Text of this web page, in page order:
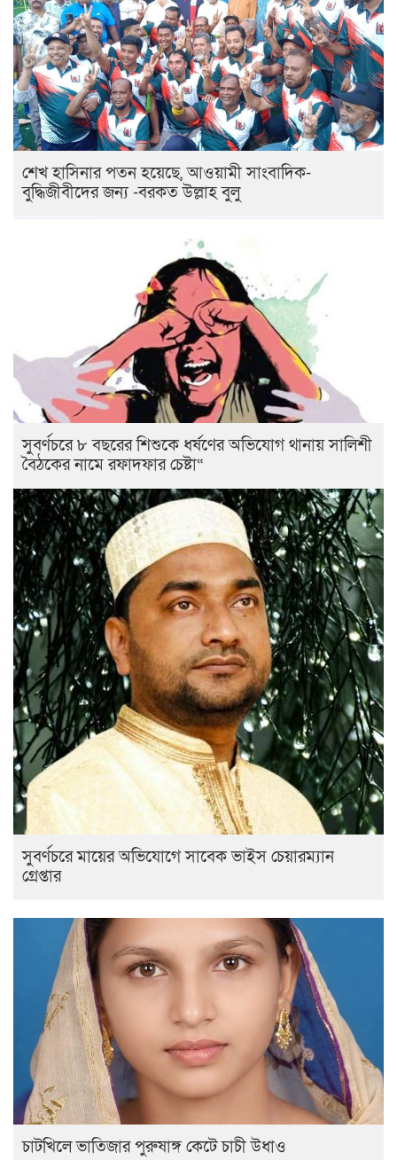
শেখ হাসিনার পতন হয়েছে, আওয়ামী সাংবাদিক-
বুদ্ধিজীবীদের জন্য -বরকত উল্লাহ বুলু
সুবর্ণচরে ৮ বছরের শিশুকে ধর্ষণের অভিযোগ থানায় সালিশী
বৈঠকের নামে রফাদফার চেষ্টা“
সুবর্ণচরে মায়ের অভিযোগে সাবেক ভাইস চেয়ারম্যান
গ্রেপ্তার
চাটখিলে ভাতিজার পুরুষাঙ্গ কেটে চাচী উধাও